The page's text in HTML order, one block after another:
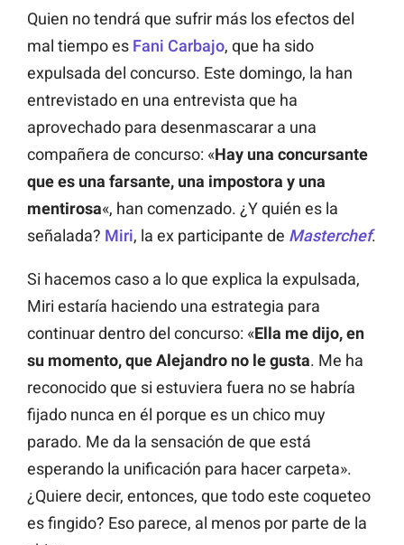
Quien no tendrá que sufrir más los efectos del
mal tiempo es Fani Carbajo, que ha sido
expulsada del concurso. Este domingo, la han
entrevistado en una entrevista que ha
aprovechado para desenmascarar a una
compañera de concurso: «Hay una concursante
que es una farsante, una impostora y una
mentirosa«, han comenzado. ¿Y quién es la
señalada? Miri, la ex participante de Masterchef.
Si hacemos caso a lo que explica la expulsada,
Miri estaría haciendo una estrategia para
continuar dentro del concurso: «Ella me dijo, en
su momento, que Alejandro no le gusta. Me ha
reconocido que si estuviera fuera no se habría
fijado nunca en él porque es un chico muy
parado. Me da la sensación de que está
esperando la unificación para hacer carpeta».
¿Quiere decir, entonces, que todo este coqueteo
es fingido? Eso parece, al menos por parte de la